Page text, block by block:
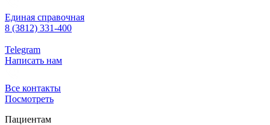
Единая справочная
8 (3812) 331-400
Telegram
Написать нам
Все контакты
Посмотреть
Пациентам